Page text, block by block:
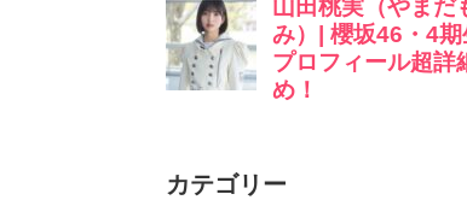
カテゴリー